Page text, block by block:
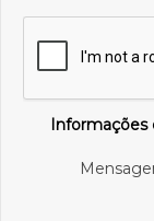
Informações